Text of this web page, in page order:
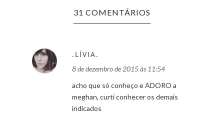
31 COMENTÁRIOS
.LÍVIA.
8 de dezembro de 2015 às 11:54
acho que só conheço e ADORO a
meghan, curti conhecer os demais
indicados